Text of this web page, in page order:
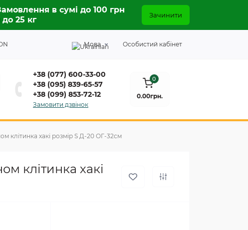
в сумі до 100 грн
25 кг
Зачинити
Мова Особистий кабінет
+38 (077) 600-33-00
+38 (095) 839-65-57
+38 (099) 853-72-12
Замовити дзвінок
0
0.00грн.
клітинка хакі розмір S Д-20 ОГ-32см
клітинка хакі